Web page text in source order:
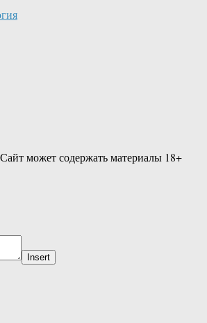
может содержать материалы 18+
Insert